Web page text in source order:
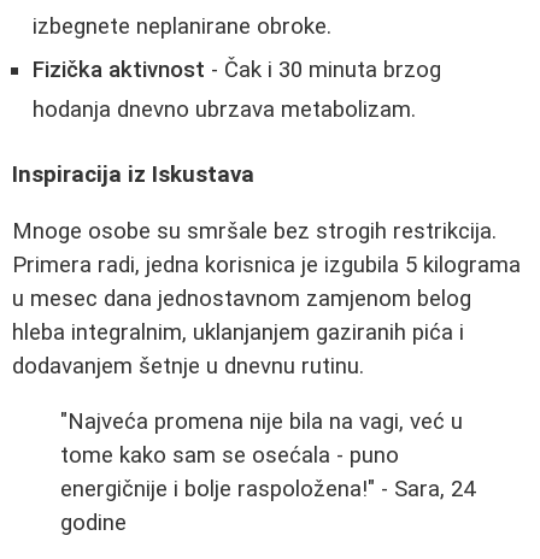
izbegnete neplanirane obroke.
Fizička aktivnost - Čak i 30 minuta brzog
hodanja dnevno ubrzava metabolizam.
Inspiracija iz Iskustava
Mnoge osobe su smršale bez strogih restrikcija.
Primera radi, jedna korisnica je izgubila 5 kilograma
u mesec dana jednostavnom zamjenom belog
hleba integralnim, uklanjanjem gaziranih pića i
dodavanjem šetnje u dnevnu rutinu.
"Najveća promena nije bila na vagi, već u
tome kako sam se osećala - puno
energičnije i bolje raspoložena!" - Sara, 24
godine